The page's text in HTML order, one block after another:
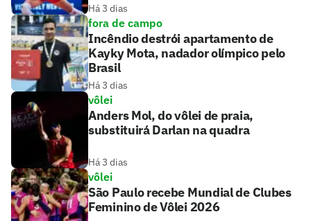
Há 3 dias
fora de campo
Incêndio destrói apartamento de
Kayky Mota, nadador olímpico pelo
Brasil
Há 3 dias
vôlei
Anders Mol, do vôlei de praia,
substituirá Darlan na quadra
Há 3 dias
vôlei
São Paulo recebe Mundial de Clubes
Feminino de Vôlei 2026